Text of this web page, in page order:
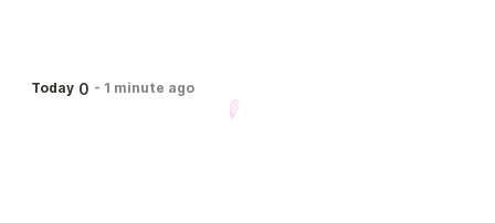
Today 0 - 1 minute ago